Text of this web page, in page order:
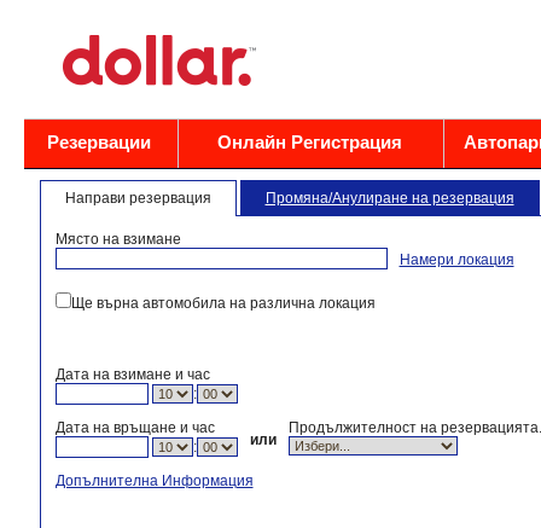
Резервации Oнлайн Регистрация
Направи резервация Промяна/Анулиране на резервация
Място на взимане
Намери локация
Ще върна автомобила на различна локация
Дата на взимане и час
:
Дата на връщане и час
:
или
Продължителност на резервацията.
Допълнителна Информация